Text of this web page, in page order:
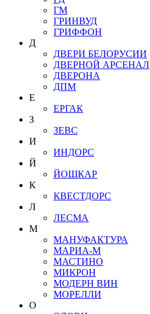
ГМ
ГРИНВУД
ГРИФФОН
Д
ДВЕРИ БЕЛОРУСИИ
ДВЕРНОЙ АРСЕНАЛ
ДВЕРОНА
ДПМ
Е
ЕРГАК
З
ЗЕВС
И
ИНДОРС
Й
ЙОШКАР
К
КВЕСТДОРС
Л
ЛЕСМА
М
МАНУФАКТУРА
МАРИА-М
МАСТИНО
МИКРОН
МОДЕРН ВИН
МОРЕЛЛИ
О